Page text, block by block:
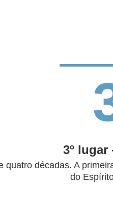
3º lugar
décadas. A
do